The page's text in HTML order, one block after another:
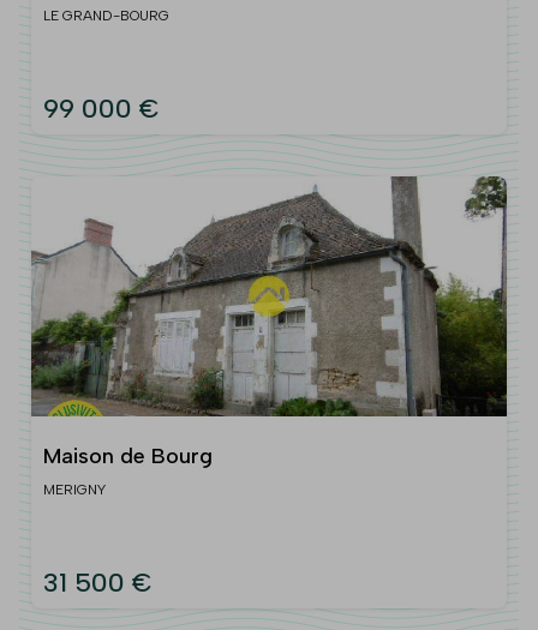
LE GRAND-BOURG
99 000 €
Maison de Bourg
MERIGNY
31 500 €